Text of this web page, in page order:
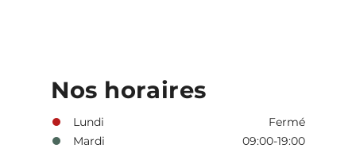
Nos horaires
Lundi
Fermé
Mardi
09:00-19:00